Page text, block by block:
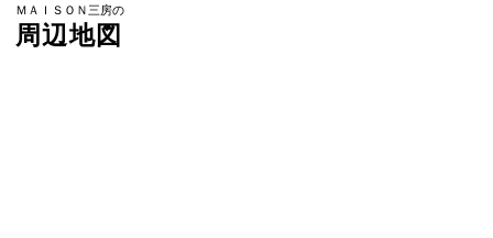
ＭＡＩＳＯＮ三房の
周辺地図